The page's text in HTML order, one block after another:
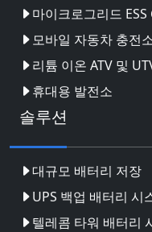
마이크로그리드
모바일 자동차 충전
리튬 이온 ATV 및
휴대용 발전소
솔루션
대규모 배터리 저장
UPS 백업 배터리 시
텔레콤 타워 배터리